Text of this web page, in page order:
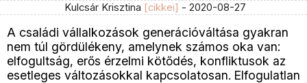
Kulcsár Krisztina [cikkei] - 2020-08-27
A családi vállalkozások generációváltása gyakran
nem túl gördülékeny, amelynek számos oka van:
elfogultság, erős érzelmi kötődés, konfliktusok az
esetleges változásokkal kapcsolatosan. Elfogulatlan